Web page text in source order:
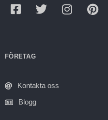
FÖRETAG
Kontakta oss
Blogg